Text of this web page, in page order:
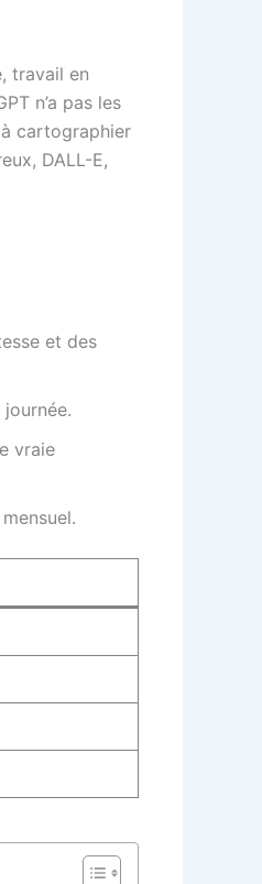
travail en
n’a pas les
à cartographier
DALL-E,
et des
vraie